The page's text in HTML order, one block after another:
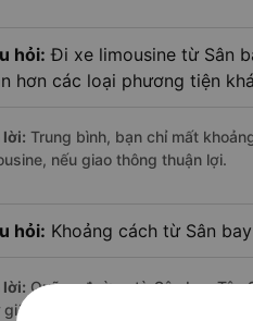
hỏi: Đi xe limousine từ Sân
hơn các loại phương tiện
lời: Trung bình, bạn chỉ mất
nếu giao thông thuận lợi.
hỏi: Khoảng cách từ Sân
lời: Quãng đường từ Sân bay Tân
trên xe limousine thoải mái.